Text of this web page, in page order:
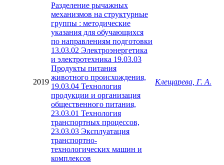
2019
Разделение рычажных
механизмов на структурные
группы : методические
указания для обучающихся
по направлениям подготовки
13.03.02 Электроэнергетика
и электротехника 19.03.03
Продукты питания
животного происхождения,
19.03.04 Технология
продукции и организация
общественного питания,
23.03.01 Технология
транспортных процессов,
23.03.03 Эксплуатация
транспортно-
технологических машин и
комплексов
Клещарева, Г. А.